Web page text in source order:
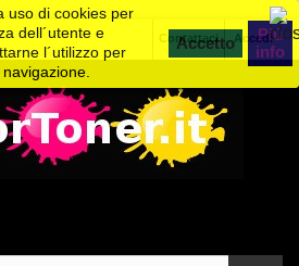
Accedi
Contattaci
uso di cookies per
dell´utente e
l´utilizzo per
Piú
info